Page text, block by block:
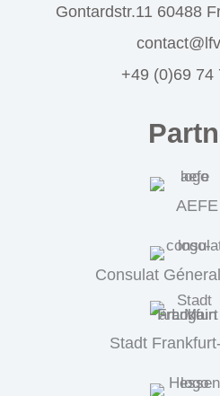
Gontardstr.11 60488
+49 (0)69 74
AEFE
Consulat
Stadt